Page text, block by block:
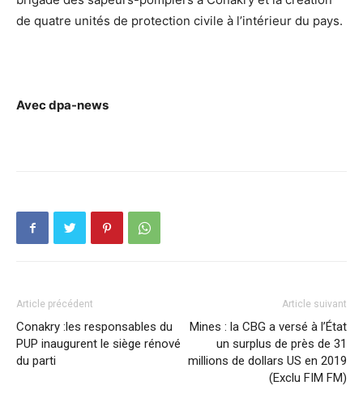
de quatre unités de protection civile à l’intérieur du pays.
Avec dpa-news
Article précédent
Conakry :les responsables du
PUP inaugurent le siège rénové
du parti
Article suivant
Mines : la CBG a versé à l’État
un surplus de près de 31
millions de dollars US en 2019
(Exclu FIM FM)